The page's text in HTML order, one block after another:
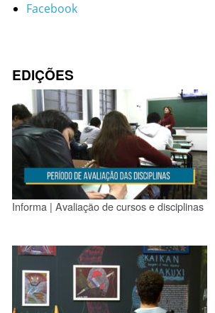
Facebook
EDIÇÕES
Informa | Avaliação de cursos e disciplinas